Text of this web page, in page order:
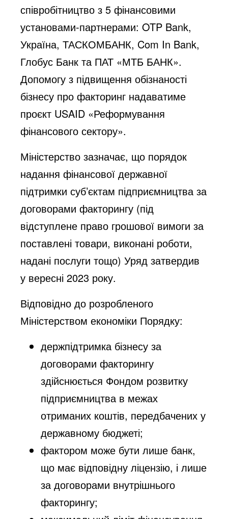
співробітництво з 5 фінансовими
установами-партнерами: OTP Bank,
Україна, ТАСКОМБАНК, Com In Bank,
Глобус Банк та ПАТ «МТБ БАНК».
Допомогу з підвищення обізнаності
бізнесу про факторинг надаватиме
проєкт USAID «Реформування
фінансового сектору».
Міністерство зазначає, що порядок
надання фінансової державної
підтримки суб’єктам підприємництва за
договорами факторингу (під
відступлене право грошової вимоги за
поставлені товари, виконані роботи,
надані послуги тощо) Уряд затвердив
у вересні 2023 року.
Відповідно до розробленого
Міністерством економіки Порядку:
держпідтримка бізнесу за
договорами факторингу
здійснюється Фондом розвитку
підприємництва в межах
отриманих коштів, передбачених у
державному бюджеті;
фактором може бути лише банк,
що має відповідну ліцензію, і лише
за договорами внутрішнього
факторингу;